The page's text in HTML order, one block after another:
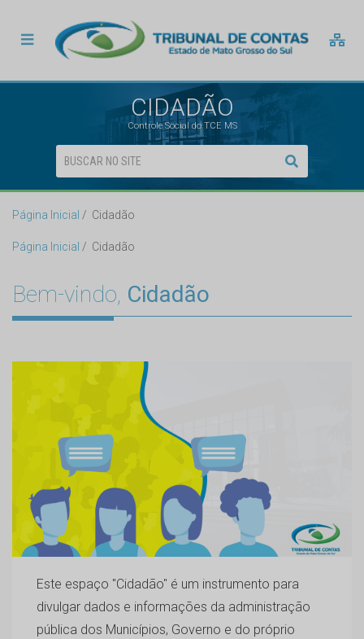
CIDADÃO
Controle Social do TCE MS
Página Inicial Cidadão
Página Inicial Cidadão
Bem-vindo, Cidadão
Este espaço "Cidadão" é um instrumento para
divulgar dados e informações da administração
pública dos Municípios, Governo e do próprio